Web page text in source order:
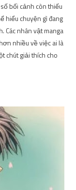
bối cảnh còn thiếu
hiểu chuyện gì đang
Các nhân vật manga
nhiều về việc ai là
chút giải thích cho